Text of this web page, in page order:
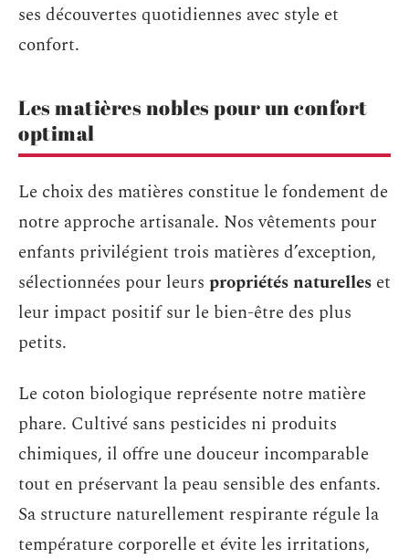
ses découvertes quotidiennes avec style et
confort.
Les matières nobles pour un confort
optimal
Le choix des matières constitue le fondement de
notre approche artisanale. Nos vêtements pour
enfants privilégient trois matières d’exception,
sélectionnées pour leurs propriétés naturelles et
leur impact positif sur le bien-être des plus
petits.
Le coton biologique représente notre matière
phare. Cultivé sans pesticides ni produits
chimiques, il offre une douceur incomparable
tout en préservant la peau sensible des enfants.
Sa structure naturellement respirante régule la
température corporelle et évite les irritations,